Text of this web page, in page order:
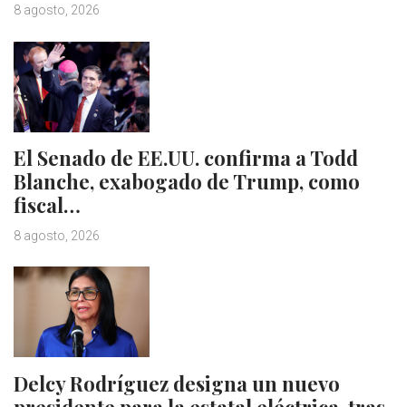
8 agosto, 2026
El Senado de EE.UU. confirma a Todd
Blanche, exabogado de Trump, como
fiscal…
8 agosto, 2026
Delcy Rodríguez designa un nuevo